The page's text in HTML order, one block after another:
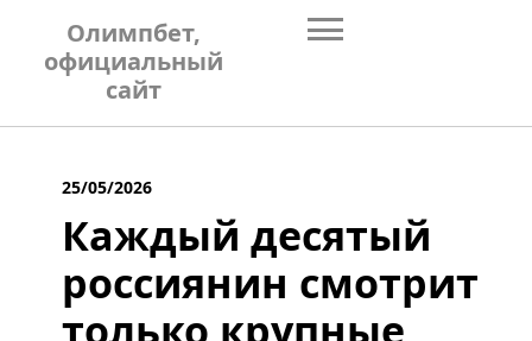
content
Олимпбет,
официальный
сайт
25/05/2026
Каждый десятый
россиянин смотрит